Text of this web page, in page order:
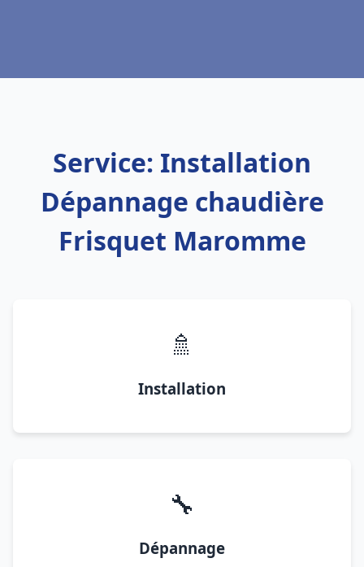
Service: Installation
Dépannage chaudière
Frisquet Maromme
🚿
Installation
🔧
Dépannage